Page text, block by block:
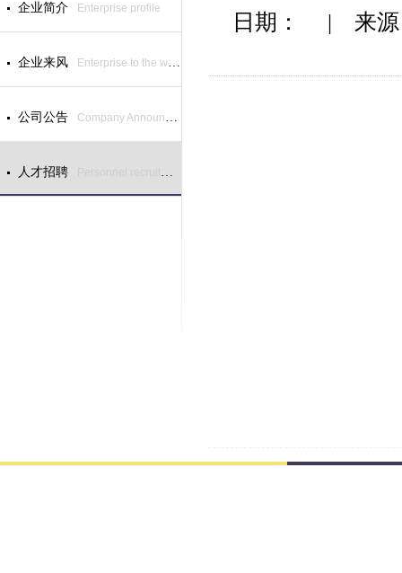
企业简介 Enterprise profile
企业来风 Enterprise to the wind
公司公告 Company Announcement
人才招聘
日期： | 来